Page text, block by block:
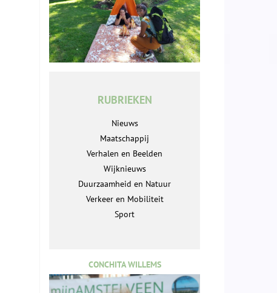
RUBRIEKEN
Nieuws
Maatschappij
Verhalen en Beelden
Wijknieuws
Duurzaamheid en Natuur
Verkeer en Mobiliteit
Sport
CONCHITA WILLEMS